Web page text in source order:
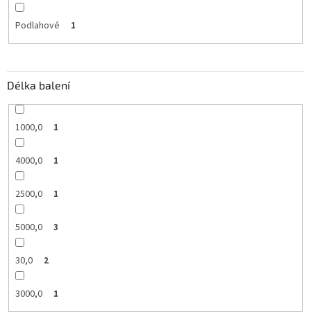
Podlahové 1
Délka balení
1000,0 1
4000,0 1
2500,0 1
5000,0 3
30,0 2
3000,0 1